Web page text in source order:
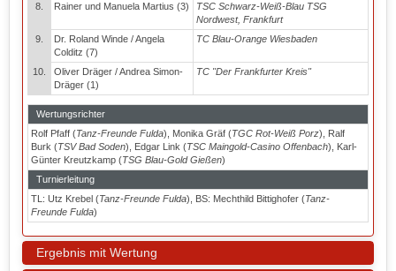
8. Rainer und Manuela Martius (3)
TSC Schwarz-Weiß-Blau TSG
Nordwest, Frankfurt
9.
Dr. Roland Winde / Angela
Colditz (7)
TC Blau-Orange Wiesbaden
10.
Oliver Dräger / Andrea Simon-
Dräger (1)
TC "Der Frankfurter Kreis"
Wertungsrichter
Rolf Pfaff (Tanz-Freunde Fulda), Monika Gräf (TGC Rot-Weiß Porz), Ralf
Burk (TSV Bad Soden), Edgar Link (TSC Maingold-Casino Offenbach), Karl-
Günter Kreutzkamp (TSG Blau-Gold Gießen)
Turnierleitung
TL: Utz Krebel (Tanz-Freunde Fulda), BS: Mechthild Bittighofer (Tanz-
Freunde Fulda)
Ergebnis mit Wertung